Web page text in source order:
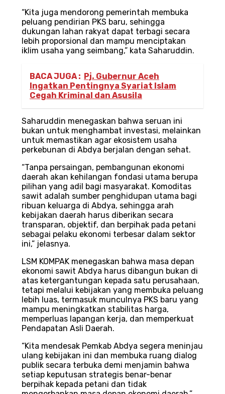
“Kita juga mendorong pemerintah membuka
peluang pendirian PKS baru, sehingga
dukungan lahan rakyat dapat terbagi secara
lebih proporsional dan mampu menciptakan
iklim usaha yang seimbang,” kata Saharuddin.
BACA JUGA : Pj. Gubernur Aceh
Ingatkan Pentingnya Syariat Islam
Cegah Kriminal dan Asusila
Saharuddin menegaskan bahwa seruan ini
bukan untuk menghambat investasi, melainkan
untuk memastikan agar ekosistem usaha
perkebunan di Abdya berjalan dengan sehat.
“Tanpa persaingan, pembangunan ekonomi
daerah akan kehilangan fondasi utama berupa
pilihan yang adil bagi masyarakat. Komoditas
sawit adalah sumber penghidupan utama bagi
ribuan keluarga di Abdya, sehingga arah
kebijakan daerah harus diberikan secara
transparan, objektif, dan berpihak pada petani
sebagai pelaku ekonomi terbesar dalam sektor
ini,” jelasnya.
LSM KOMPAK menegaskan bahwa masa depan
ekonomi sawit Abdya harus dibangun bukan di
atas ketergantungan kepada satu perusahaan,
tetapi melalui kebijakan yang membuka peluang
lebih luas, termasuk munculnya PKS baru yang
mampu meningkatkan stabilitas harga,
memperluas lapangan kerja, dan memperkuat
Pendapatan Asli Daerah.
“Kita mendesak Pemkab Abdya segera meninjau
ulang kebijakan ini dan membuka ruang dialog
publik secara terbuka demi menjamin bahwa
setiap keputusan strategis benar-benar
berpihak kepada petani dan tidak